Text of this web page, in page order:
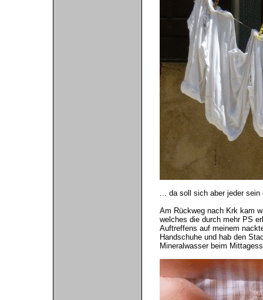
... da soll sich aber jeder
Am Rückweg nach Krk kam
welches die durch mehr PS
Auftreffens auf meinem
Handschuhe und hab den
Mineralwasser beim